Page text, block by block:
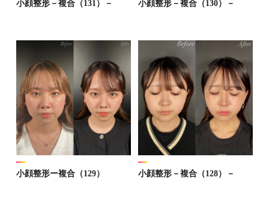
小顔整形－複合（131）－ 小顔整形－複合（130）－
小顔整形ー複合（129） 小顔整形－複合（128）－